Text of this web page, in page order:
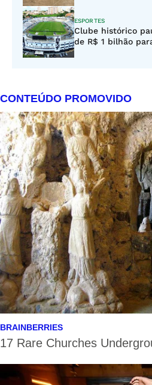
ESPORTES
Clube histórico
de R$ 1 bilhão